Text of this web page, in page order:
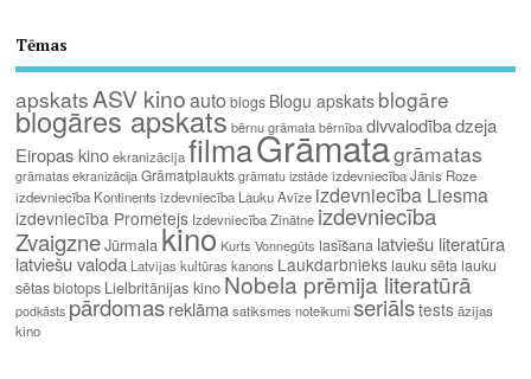
Tēmas
apskats ASV kinoauto blogs Blogu apskats blogāre
blogāres apskats bērnu grāmata bērnība divvalodībadzeja
Eiropas kino ekranizācija filmaGrāmatagrāmatas
grāmatas ekranizācija Grāmatplaukts grāmatu izstāde izdevniecība Jānis Roze
izdevniecība Kontinents izdevniecība Lauku Avīze izdevniecība Liesma
izdevniecība Prometejs Izdevniecība Zinātne izdevniecība
ZvaigzneJūrmala kino Kurts Vonnegūts lasīšana latviešu literatūra
latviešu valoda Latvijas kultūras kanons Laukdarbniekslauku sētalauku
sētas biotops Lielbritānijas kino Nobela prēmija literatūrā
podkāsts pārdomasreklāma satiksmes noteikumi seriālstests āzijas
kino